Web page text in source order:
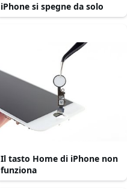
iPhone si spegne da solo
Il tasto Home di iPhone non
funziona